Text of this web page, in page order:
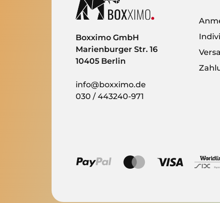
Boxximo GmbH
Marienburger Str. 16
10405 Berlin
info@boxximo.de
030 / 443240-971